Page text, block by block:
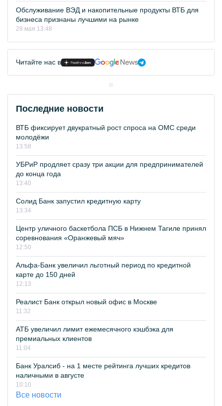
Обслуживание ВЭД и накопительные продукты ВТБ для
бизнеса признаны лучшими на рынке
28 мая 13:48
Читайте нас в
Последние новости
ВТБ фиксирует двукратный рост спроса на ОМС среди
молодёжи
13:58
УБРиР продляет сразу три акции для предпринимателей
до конца года
13:40
Солид Банк запустил кредитную карту
13:34
Центр уличного баскетбола ПСБ в Нижнем Тагиле принял
соревнования «Оранжевый мяч»
12:50
Альфа-Банк увеличил льготный период по кредитной
карте до 150 дней
12:13
Реалист Банк открыл новый офис в Москве
11:32
АТБ увеличил лимит ежемесячного кэшбэка для
премиальных клиентов
11:04
Банк Уралсиб - на 1 месте рейтинга лучших кредитов
наличными в августе
10:10
Все новости